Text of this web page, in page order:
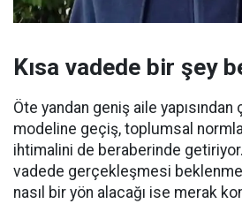
Kısa vadede bir şey
Öte yandan geniş aile
modeline geçiş, toplumsal
ihtimalini de beraberinde
vadede gerçekleşmesi
nasıl bir yön alacağı ise merak